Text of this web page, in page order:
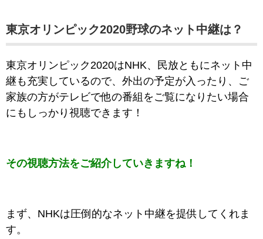
東京オリンピック2020野球のネット中継は？
東京オリンピック2020はNHK、民放ともにネット中
継も充実しているので、外出の予定が入ったり、ご
家族の方がテレビで他の番組をご覧になりたい場合
にもしっかり視聴できます！
その視聴方法をご紹介していきますね！
まず、NHKは圧倒的なネット中継を提供してくれま
す。